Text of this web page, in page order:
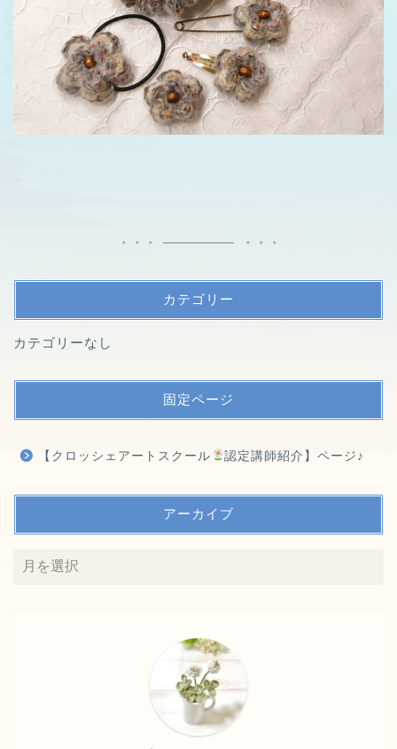
カテゴリー
カテゴリーなし
固定ページ
【クロッシェアートスクール 認定講師紹介】ページ♪
アーカイブ